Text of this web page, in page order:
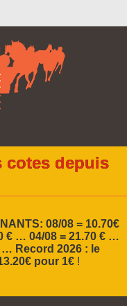
cotes depuis
08/08 = 10.70€
€ … 04/08 = 21.70 € …
… Record 2026 : le
pour 1€ !